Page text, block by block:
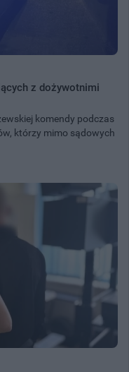
z dożywotnimi
komendy podczas
którzy mimo sądowych